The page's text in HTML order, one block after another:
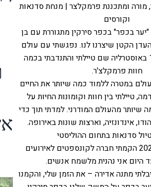
מורה ומתכננת פרמקלצר | מנחת סדנאות
וקורסים
בכפר" בכפר סירקין מתגוררת עם בן
העדן הקטן שיצרנו לנו. נפגשתי עם עולם
הפרמקלצ'ר ב1996 באוסטרליה שם טיילתי והתנדבתי בכמה
חוות פרמקלצ'ר.
במטרה ללמוד כמה שיותר את החיים
טיילתי בין חוות וקומונות החיות על
שיותר מהעולם המודרני. למדתי תוך כדי
אינדונזיה, וארצות שונות באירופה.
סדנאות בתחום ההוליסטי
שחזרתי לארץ ב 2020 הקמתי חברה לקונספטים לאירועים
היום אני נהנית מלשמח אנשים.
מתנה אדירה – את הזמן שלי, והקמנו